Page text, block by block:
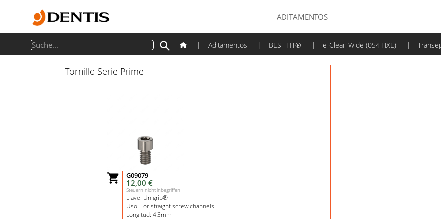
ADITAMENTOS
 | Aditamentos | BEST FIT® | e-Clean Wide (054 HXE) |
Tornillo Serie Prime
 G09079
12,00 €
Steuern nicht inbegriffen
Llave: Unigrip®
Uso: For straight screw channels
Longitud: 4.3mm